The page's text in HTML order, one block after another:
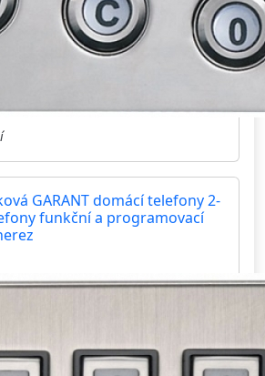
GARANT domácí telefony 2-
funkční a programovací